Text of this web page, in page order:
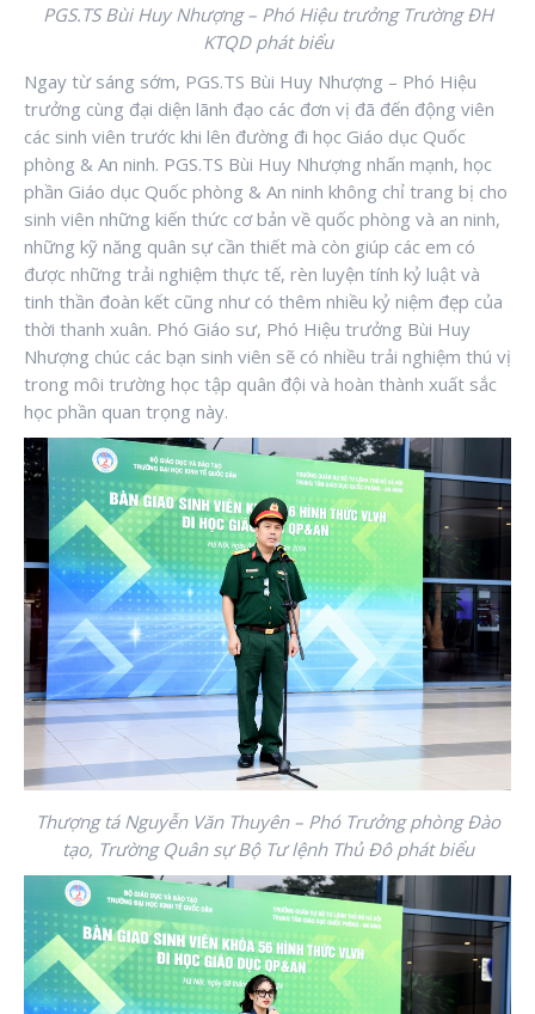
PGS.TS Bùi Huy Nhượng – Phó Hiệu trưởng Trường ĐH
KTQD phát biểu
Ngay từ sáng sớm, PGS.TS Bùi Huy Nhượng – Phó Hiệu
trưởng cùng đại diện lãnh đạo các đơn vị đã đến động viên
các sinh viên trước khi lên đường đi học Giáo dục Quốc
phòng & An ninh. PGS.TS Bùi Huy Nhượng nhấn mạnh, học
phần Giáo dục Quốc phòng & An ninh không chỉ trang bị cho
sinh viên những kiến thức cơ bản về quốc phòng và an ninh,
những kỹ năng quân sự cần thiết mà còn giúp các em có
được những trải nghiệm thực tế, rèn luyện tính kỷ luật và
tinh thần đoàn kết cũng như có thêm nhiều kỷ niệm đẹp của
thời thanh xuân. Phó Giáo sư, Phó Hiệu trưởng Bùi Huy
Nhượng chúc các bạn sinh viên sẽ có nhiều trải nghiệm thú vị
trong môi trường học tập quân đội và hoàn thành xuất sắc
học phần quan trọng này.
Thượng tá Nguyễn Văn Thuyên – Phó Trưởng phòng Đào
tạo, Trường Quân sự Bộ Tư lệnh Thủ Đô phát biểu